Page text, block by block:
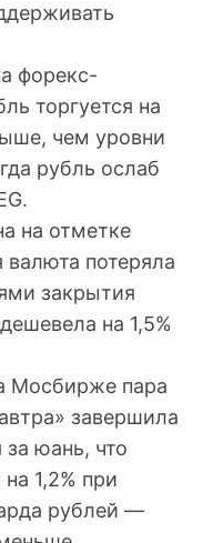
форекс-
торгуется на
чем уровни
рубль ослаб
на отметке
потеряла
закрытия
на 1,5%
Мосбирже пара
завершила
за юань, что
1,2% при
рублей —